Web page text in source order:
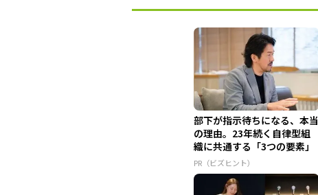
部下が指示待ちになる、本当
の理由。23年続く自律型組
織に共通する「3つの要素」
PR（ビズヒント）